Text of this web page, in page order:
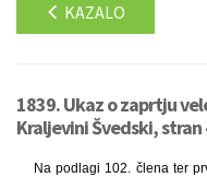
KAZALO
1839. Ukaz o zaprtju
Kraljevini Švedski, stran
Na podlagi 102. člena ter